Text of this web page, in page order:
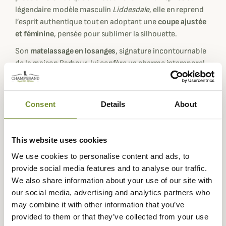
Consent Details About
This website uses cookies
We use cookies to personalise content and ads, to
provide social media features and to analyse our traffic.
We also share information about your use of our site with
our social media, advertising and analytics partners who
may combine it with other information that you’ve
provided to them or that they’ve collected from your use
légendaire modèle masculin Liddesdale, elle en reprend
l’esprit authentique tout en adoptant unecoupe ajustée
et féminine, pensée pour sublimer la silhouette.
Son matelassage en losanges, signature incontournable
de la maison Barbour, lui confère un charme intemporel,
tandis que le
contraste subtilement
chaleureuse. Légère et agréable à porter, sa
doublure en
Pratique et élégante à la fois, la veste dispose de
poches plaquées fonctionnellesornées dulogo Barbour
brodé, parfaites pour glisser vos essentiels lors de vos
promenades en ville ou à la campagne. Sa finition
soignée et sesboutons-pression sigléstémoignent du
savoir-faire britannique reconnu de la marque.
Que ce soit pour une balade automnale, un week-end à la